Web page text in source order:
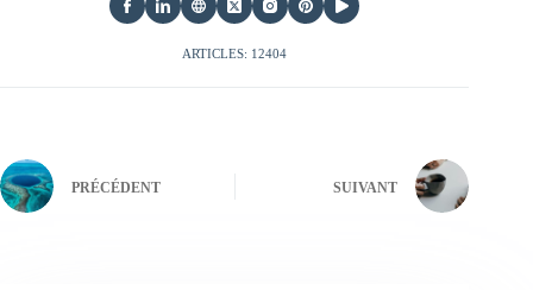
ARTICLES: 12404
PRÉCÉDENT SUIVANT